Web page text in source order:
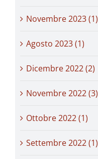
Novembre 2023 (1)
Agosto 2023 (1)
Dicembre 2022 (2)
Novembre 2022 (3)
Ottobre 2022 (1)
Settembre 2022 (1)